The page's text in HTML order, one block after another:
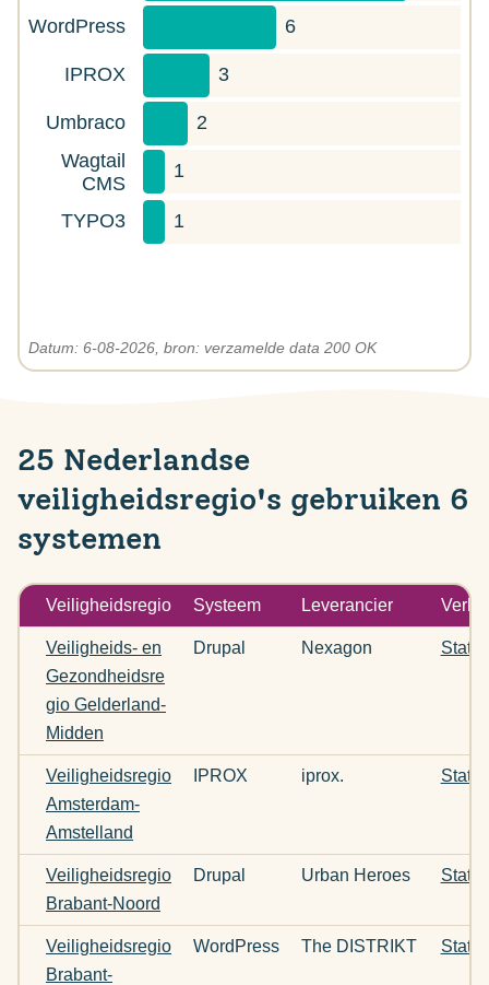
WordPress 6
IPROX 3
Umbraco
2
Wagtail
CMS
1
TYPO3 1
Datum: 6-08-2026, bron: verzamelde data 200 OK
25 Nederlandse
veiligheidsregio's gebruiken 6
systemen
Veiligheidsregio Systeem Leverancier
Veiligheids- en
Gezondheidsre
gio Gelderland-
Midden
Drupal Nexagon
Veiligheidsregio
Amsterdam-
Amstelland
IPROX iprox.
Veiligheidsregio
Brabant-Noord
Drupal Urban Heroes
Veiligheidsregio
Brabant-
WordPress The DISTRIKT